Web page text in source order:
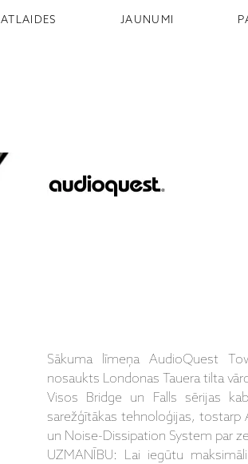
ATLAIDES JAUNUMI
Sākuma līmeņa AudioQuest
nosaukts Londonas Tauera tilta
Visos Bridge un Falls sērijas
sarežģītākas tehnoloģijas, tostarp
un Noise-Dissipation System par
UZMANĪBU: Lai iegūtu